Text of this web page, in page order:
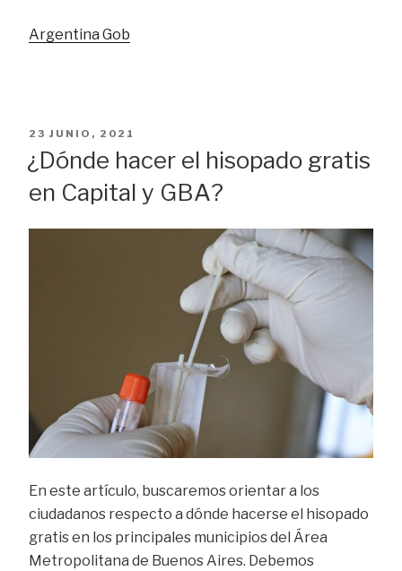
Argentina Gob
PUBLICADO
EL
23 JUNIO, 2021
¿Dónde hacer el hisopado gratis
en Capital y GBA?
En este artículo, buscaremos orientar a los
ciudadanos respecto a dónde hacerse el hisopado
gratis en los principales municipios del Área
Metropolitana de Buenos Aires. Debemos